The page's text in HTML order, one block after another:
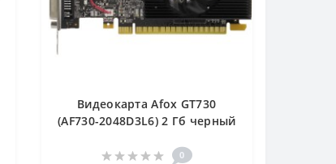
Видеокарта Afox GT730
(AF730-2048D3L6) 2 Гб черный
0